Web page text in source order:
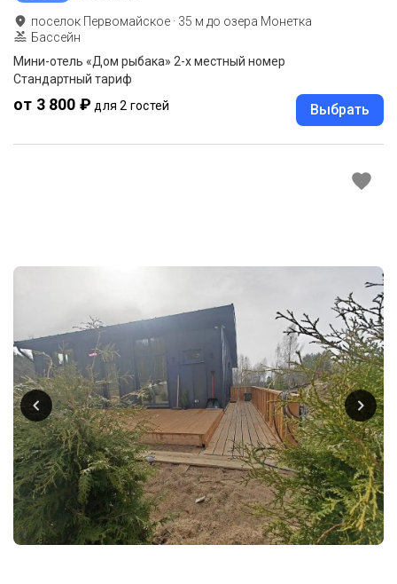
поселок Первомайское · 35 м до озера Монетка
Бассейн
Мини-отель «Дом рыбака» 2-х местный номер
Стандартный тариф
от 3 800 ₽ для 2 гостей Выбрать